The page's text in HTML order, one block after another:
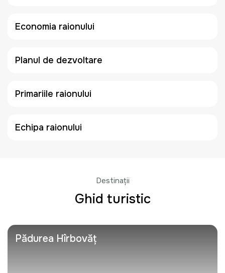
Economia raionului
Planul de dezvoltare
Primariile raionului
Echipa raionului
Destinații
Ghid turistic
Pădurea Hîrbovăț